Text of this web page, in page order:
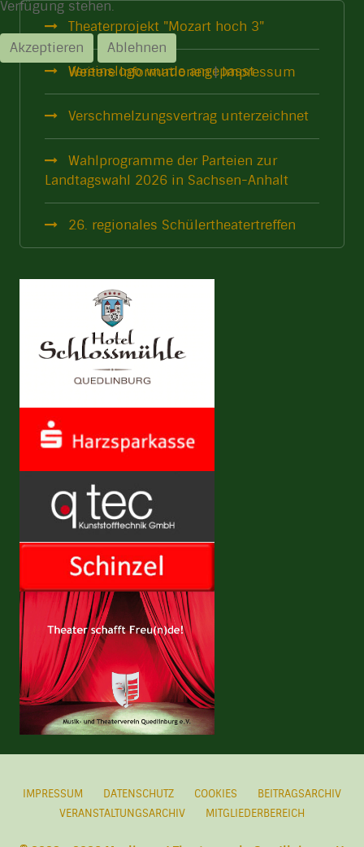
Theaterprojekt "Mozart hoch 3"
Vereinslogo wurde angepasst
Verschmelzungsvertrag unterzeichnet
Wahlprogramme der Parteien zur
Landtagswahl 2026 in Sachsen-Anhalt
26. regionales Schülertheatertreffen
IMPRESSUM DATENSCHUTZ COOKIES
BEITRAGSARCHIV
VERANSTALTUNGSARCHIV
MITGLIEDERBEREICH
Verfügung stehen.
Akzeptieren
Ablehnen
Weitere Informationen|Impressum